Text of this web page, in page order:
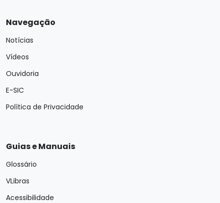
Navegação
Notícias
Vídeos
Ouvidoria
E-SIC
Política de Privacidade
Guias e Manuais
Glossário
VLibras
Acessibilidade